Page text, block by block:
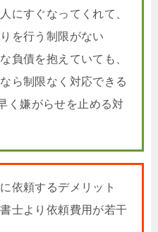
人にすぐなってくれて、
を行う制限がない
な負債を抱えていても、
ら制限なく対応できる
く嫌がらせを止める対
依頼するデメリット
書士より依頼費用が若干